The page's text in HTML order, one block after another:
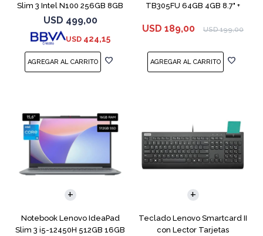
Slim 3 Intel N100 256GB 8GB
USD 499,00
USD 424,15
TB305FU 64GB 4GB 8.7" +
USD 189,00 USD 199,00
Notebook Lenovo IdeaPad
Slim 3 i5-12450H 512GB 16GB
COMPARAR
Teclado Lenovo Smartcard II
con Lector Tarjetas